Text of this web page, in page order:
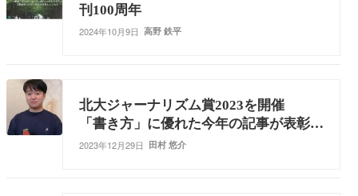
刊100周年
高野 鉄平
2024年10月9日
北大ジャーナリズム賞2023を開催
「書き方」に優れた今年の記事が表彰さ
れる
田村 悠介
2023年12月29日